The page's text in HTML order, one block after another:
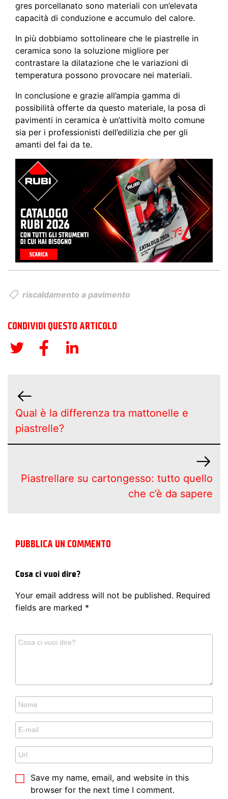
gres porcellanato sono materiali con un’elevata
capacità di conduzione e accumulo del calore.
In più dobbiamo sottolineare che le piastrelle in
ceramica sono la soluzione migliore per
contrastare la dilatazione che le variazioni di
temperatura possono provocare nei materiali.
In conclusione e grazie all’ampia gamma di
possibilità offerte da questo materiale, la posa di
pavimenti in ceramica è un’attività molto comune
sia per i professionisti dell’edilizia che per gli
amanti del fai da te.
riscaldamento a pavimento
CONDIVIDI QUESTO ARTICOLO
Qual è la differenza tra mattonelle e
piastrelle?
Piastrellare su cartongesso: tutto quello
che c’è da sapere
PUBBLICA UN COMMENTO
Cosa ci vuoi dire?
Your email address will not be published. Required
fields are marked *
Save my name, email, and website in this
browser for the next time I comment.